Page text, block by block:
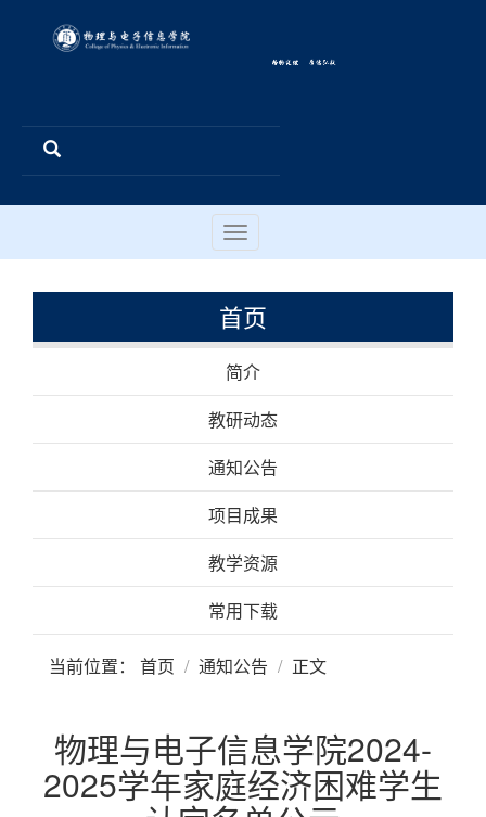
Toggle
navigation
首页
简介
教研动态
通知公告
项目成果
教学资源
常用下载
当前位置： 首页 通知公告 正文
物理与电子信息学院2024-
2025学年家庭经济困难学生